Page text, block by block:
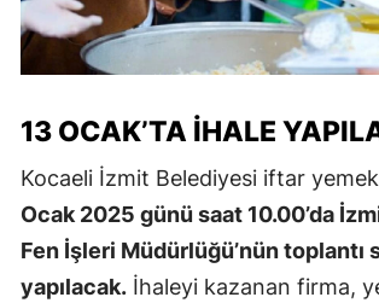
13 OCAK’TA İHALE
Kocaeli İzmit Belediyesi iftar
Ocak 2025 günü saat 10.00’da
Fen İşleri Müdürlüğü’nün toplantı
yapılacak. İhaleyi kazanan firma,